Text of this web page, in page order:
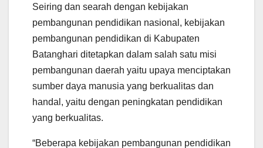
Seiring dan searah dengan kebijakan
pembangunan pendidikan nasional, kebijakan
pembangunan pendidikan di Kabupaten
Batanghari ditetapkan dalam salah satu misi
pembangunan daerah yaitu upaya menciptakan
sumber daya manusia yang berkualitas dan
handal, yaitu dengan peningkatan pendidikan
yang berkualitas.
“Beberapa kebijakan pembangunan pendidikan